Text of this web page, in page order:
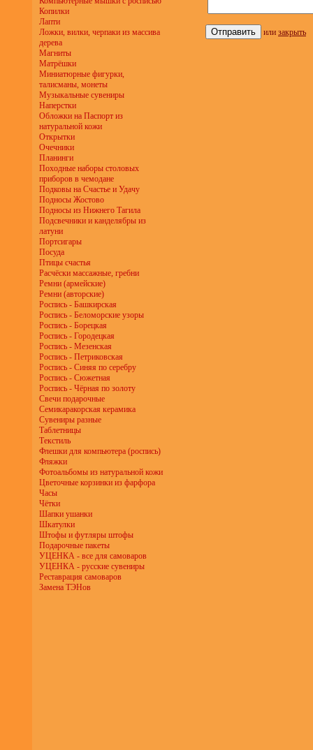
Копилки
Лапти
Ложки, вилки, черпаки из массива
дерева
Магниты
Матрёшки
Миниатюрные фигурки,
талисманы, монеты
Музыкальные сувениры
Наперстки
Обложки на Паспорт из
натуральной кожи
Открытки
Очечники
Планинги
Походные наборы столовых
приборов в чемодане
Подковы на Счастье и Удачу
Подносы Жостово
Подносы из Нижнего Тагила
Подсвечники и канделябры из
латуни
Портсигары
Посуда
Птицы счастья
Расчёски массажные, гребни
Ремни (армейские)
Ремни (авторские)
Роспись - Башкирская
Роспись - Беломорские узоры
Роспись - Борецкая
Роспись - Городецкая
Роспись - Мезенская
Роспись - Петриковская
Роспись - Синяя по серебру
Роспись - Сюжетная
Роспись - Чёрная по золоту
Свечи подарочные
Семикаракорская керамика
Сувениры разные
Таблетницы
Текстиль
Флешки для компьютера (роспись)
Фляжки
Фотоальбомы из натуральной кожи
Цветочные корзинки из фарфора
Часы
Чётки
Шапки ушанки
Шкатулки
Штофы и футляры штофы
Подарочные пакеты
УЦЕНКА - все для самоваров
УЦЕНКА - русские сувениры
Реставрация самоваров
Замена ТЭНов
или закрыть